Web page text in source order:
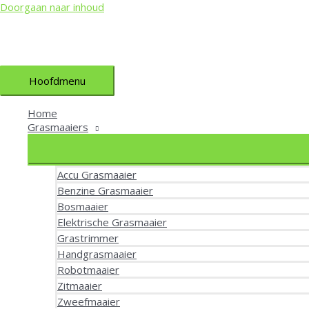
Doorgaan naar inhoud
Hoofdmenu
Home
Grasmaaiers
Accu Grasmaaier
Benzine Grasmaaier
Bosmaaier
Elektrische Grasmaaier
Grastrimmer
Handgrasmaaier
Robotmaaier
Zitmaaier
Zweefmaaier